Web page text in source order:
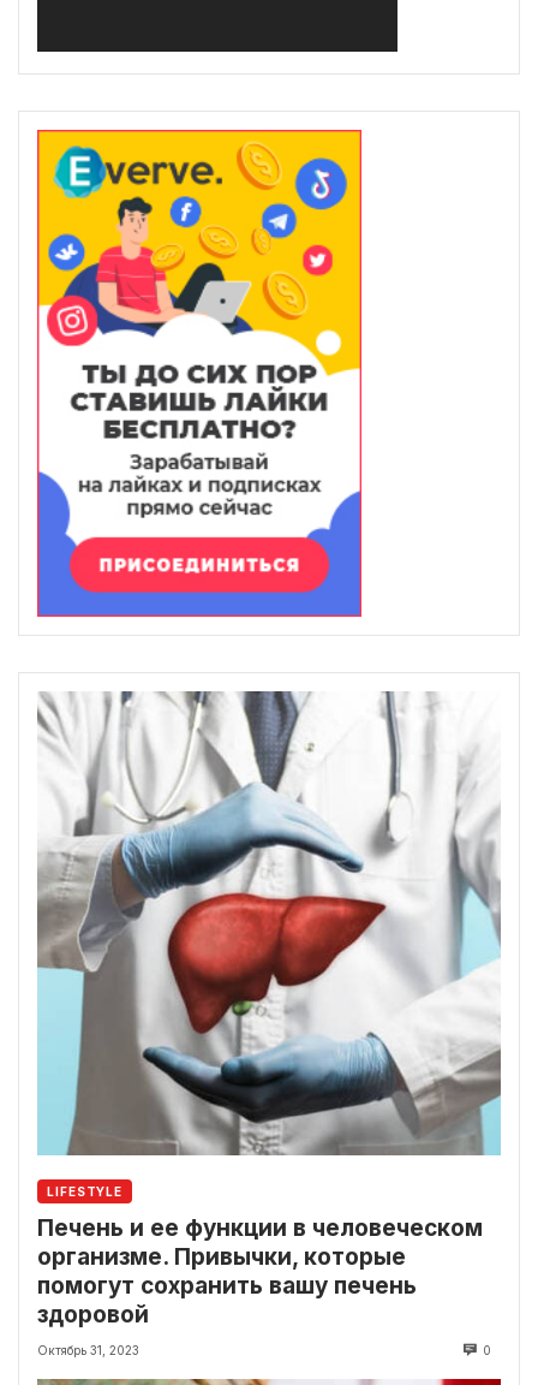
LIFESTYLE
Печень и ее функции в человеческом
организме. Привычки, которые
помогут сохранить вашу печень
здоровой
Октябрь 31, 2023 0